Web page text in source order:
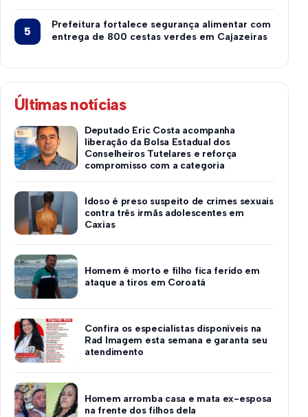
Prefeitura fortalece segurança alimentar com
entrega de 800 cestas verdes em Cajazeiras
Últimas notícias
Deputado Eric Costa acompanha
liberação da Bolsa Estadual dos
Conselheiros Tutelares e reforça
compromisso com a categoria
Idoso é preso suspeito de crimes sexuais
contra três irmãs adolescentes em
Caxias
Homem é morto e filho fica ferido em
ataque a tiros em Coroatá
Confira os especialistas disponíveis na
Rad Imagem esta semana e garanta seu
atendimento
Homem arromba casa e mata ex-esposa
na frente dos filhos dela